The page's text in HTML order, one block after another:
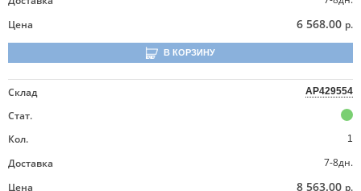
Цена
6 568.00 р.
В КОРЗИНУ
Склад AP429554
Стат.
Кол.
1
Доставка
7-8дн.
Цена
8 563.00 р.